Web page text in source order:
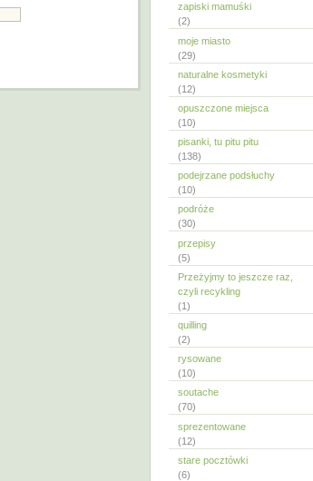
zapiski mamuśki
(2)
moje miasto
(29)
naturalne kosmetyki
(12)
opuszczone miejsca
(10)
pisanki, tu pitu pitu
(138)
podejrzane podsłuchy
(10)
podróże
(30)
przepisy
(5)
Przeżyjmy to jeszcze raz,
czyli recykling
(1)
quilling
(2)
rysowane
(10)
soutache
(70)
sprezentowane
(12)
stare pocztówki
(6)